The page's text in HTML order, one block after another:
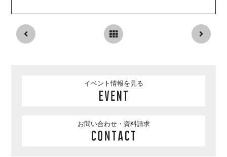
イベント情報を見る
お問い合わせ・資料請求